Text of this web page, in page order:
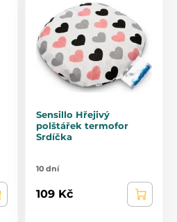
Sensillo Hřejivý
polštářek termofor
Srdíčka
10 dní
109 Kč